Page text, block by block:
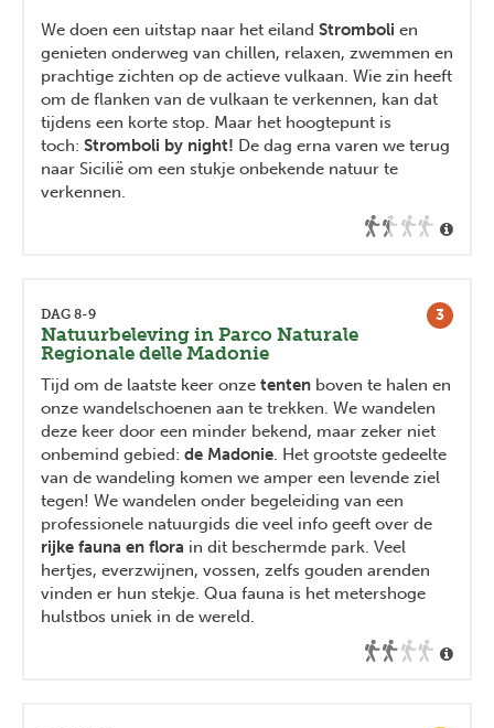
We doen een uitstap naar het eiland Stromboli en
genieten onderweg van chillen, relaxen, zwemmen en
prachtige zichten op de actieve vulkaan. Wie zin heeft
om de flanken van de vulkaan te verkennen, kan dat
tijdens een korte stop. Maar het hoogtepunt is
toch: Stromboli by night! De dag erna varen we terug
naar Sicilië om een stukje onbekende natuur te
verkennen.
3
DAG 8-9
Natuurbeleving in Parco Naturale
Regionale delle Madonie
Tijd om de laatste keer onze tenten boven te halen en
onze wandelschoenen aan te trekken. We wandelen
deze keer door een minder bekend, maar zeker niet
onbemind gebied: de Madonie. Het grootste gedeelte
van de wandeling komen we amper een levende ziel
tegen! We wandelen onder begeleiding van een
professionele natuurgids die veel info geeft over de
rijke fauna en flora in dit beschermde park. Veel
hertjes, everzwijnen, vossen, zelfs gouden arenden
vinden er hun stekje. Qua fauna is het metershoge
hulstbos uniek in de wereld.